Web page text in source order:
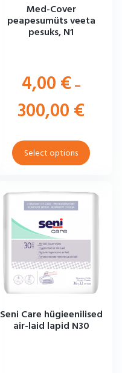
Med-Cover
peapesumüts veeta
pesuks, N1
4,00€ –
300,00€
Select options
Seni Care hügieenilised
air-laid lapid N30